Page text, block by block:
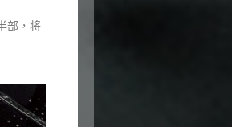
部，将